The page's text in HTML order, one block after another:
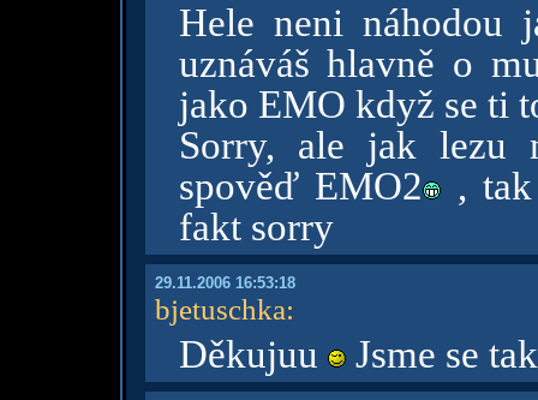
Hele neni náhodou
uznáváš hlavně o
jako EMO když se ti
Sorry, ale jak lezu
spověď EMO2
,
fakt sorry
29.11.2006 16:53:18
bjetuschka:
Děkujuu Jsme se